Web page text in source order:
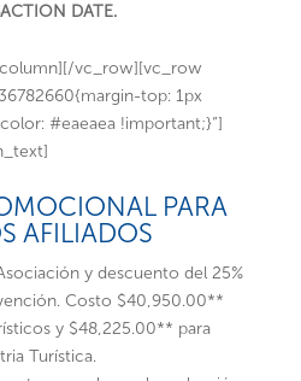
DATE.
vc_row][vc_row
top: 1px
#eaeaea !important;}”]
PARA
AFILIADOS
y descuento del 25%
Costo $40,950.00**
y $48,225.00** para
Turística.